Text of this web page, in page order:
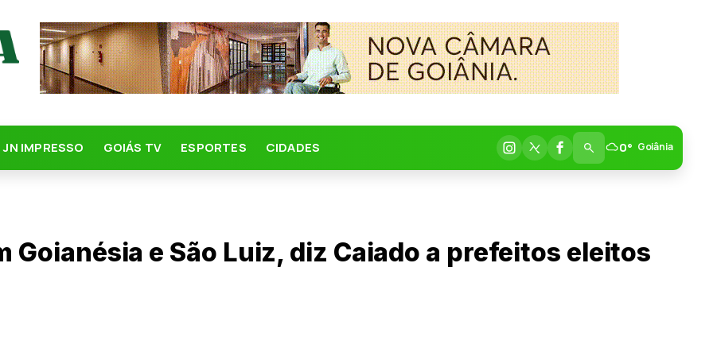
JN IMPRESSO GOIÁS TV ESPORTES CIDADES 0° Goiânia
e São Luiz, diz Caiado a prefeitos eleitos